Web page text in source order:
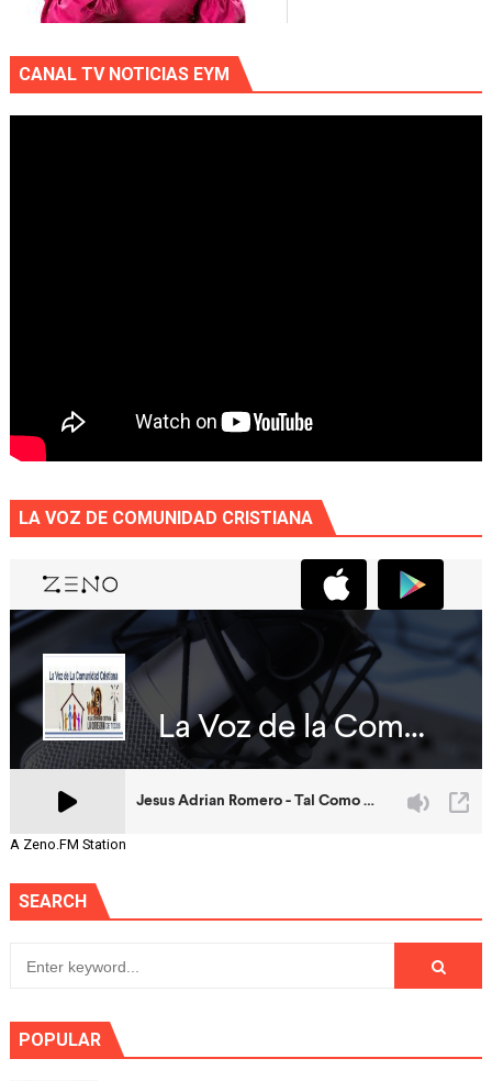
CANAL TV NOTICIAS EYM
LA VOZ DE COMUNIDAD CRISTIANA
A Zeno.FM Station
SEARCH
POPULAR